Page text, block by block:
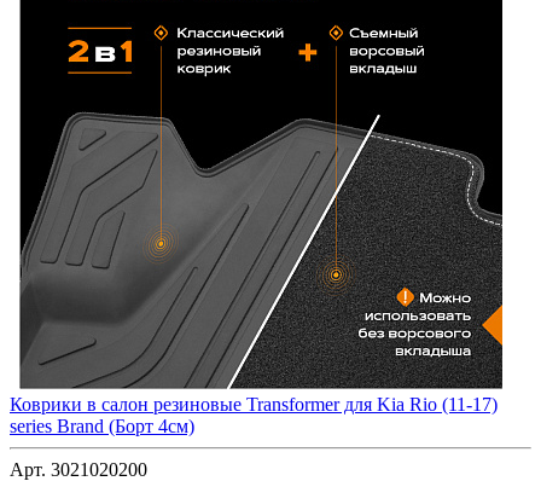
Коврики в салон резиновые Transformer для Kia Rio (11-17)
series Brand (Борт 4см)
Арт. 3021020200